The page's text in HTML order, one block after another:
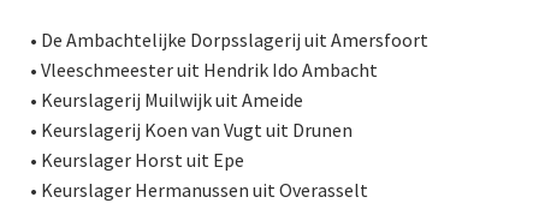
• De Ambachtelijke Dorpsslagerij uit Amersfoort
• Vleeschmeester uit Hendrik Ido Ambacht
• Keurslagerij Muilwijk uit Ameide
• Keurslagerij Koen van Vugt uit Drunen
• Keurslager Horst uit Epe
• Keurslager Hermanussen uit Overasselt